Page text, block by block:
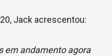
Jack acrescentou:
em andamento agora